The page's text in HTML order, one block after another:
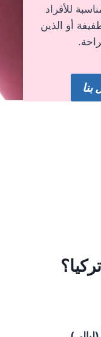
للأفراد
أو الذين
بنا